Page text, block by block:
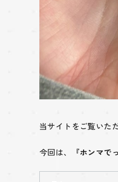
当サイトをご覧いた
今回は、 『ホンマで